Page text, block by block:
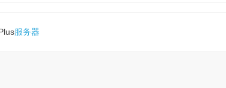
服务器